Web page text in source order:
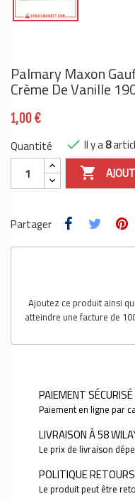
Palmary Maxon
Crème De Vanille
1,00 €
Quantité

 Il y a8
Partager
Ajoutez ce produit ainsi
atteindre une facture de
PAIEMENT SÉCURISÉ
Paiement en ligne par
LIVRAISON À 58
Le prix de livraison
POLITIQUE RETOURS
Le produit peut être